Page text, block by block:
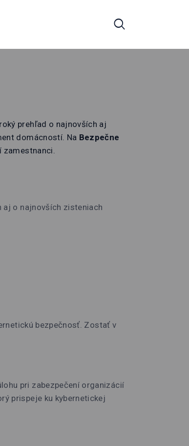
prehľad o najnovších aj
domácností. Na Bezpečne
aj o najnovších zisteniach
bezpečnosť. Zostať v
pri zabezpečení organizácií
prispeje ku kybernetickej